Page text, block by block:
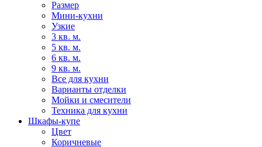
Размер
Мини-кухни
Узкие
3 кв. м.
5 кв. м.
6 кв. м.
9 кв. м.
Все для кухни
Варианты отделки
Мойки и смесители
Техника для кухни
Шкафы-купе
Цвет
Коричневые